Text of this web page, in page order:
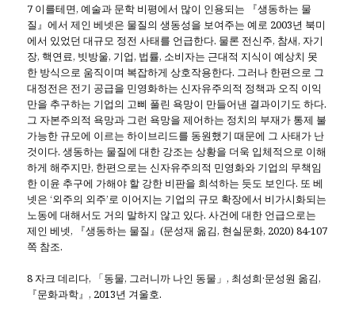
7 이를테면, 예술과 문학 비평에서 많이 인용되는 『생동하는 물
질』에서 제인 베넷은 물질의 생동성을 보여주는 예로 2003년 북미
에서 있었던 대규모 정전 사태를 언급한다. 물론 전신주, 참새, 자기
장, 핵연료, 빗방울, 기업, 법률, 소비자는 근대적 지식이 예상치 못
한 방식으로 움직이며 복잡하게 상호작용한다. 그러나 한편으로 그
대정전은 전기 공급을 민영화하는 신자유주의적 정책과 오직 이익
만을 추구하는 기업의 고삐 풀린 욕망이 만들어낸 결과이기도 하다.
그 자본주의적 욕망과 그런 욕망을 제어하는 정치의 부재가 통제 불
가능한 규모에 이르는 하이브리드를 동원했기 때문에 그 사태가 난
것이다. 생동하는 물질에 대한 강조는 상황을 더욱 입체적으로 이해
하게 해주지만, 한편으로는 신자유주의적 민영화와 기업의 무책임
한 이윤 추구에 가해야 할 강한 비판을 희석하는 듯도 보인다. 또 베
넷은 ‘외주의 외주’로 이어지는 기업의 규모 확장에서 비가시화되는
노동에 대해서도 거의 말하지 않고 있다. 사건에 대한 언급으로는
제인 베넷, 『생동하는 물질』(문성재 옮김, 현실문화, 2020) 84-107
쪽 참조.
8 자크 데리다, 「동물, 그러니까 나인 동물」, 최성희·문성원 옮김,
『문화과학』, 2013년 겨울호.